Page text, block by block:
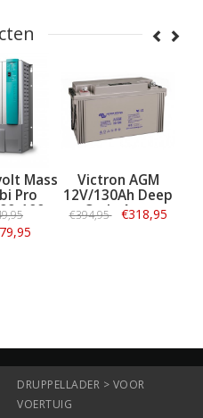
AGM
Deep
Accu
€318,95
Mastervolt Mass
Combi Pro
12/3000-150
€2.924,95
DRUPPELLADER > VOOR
VOERTUIG